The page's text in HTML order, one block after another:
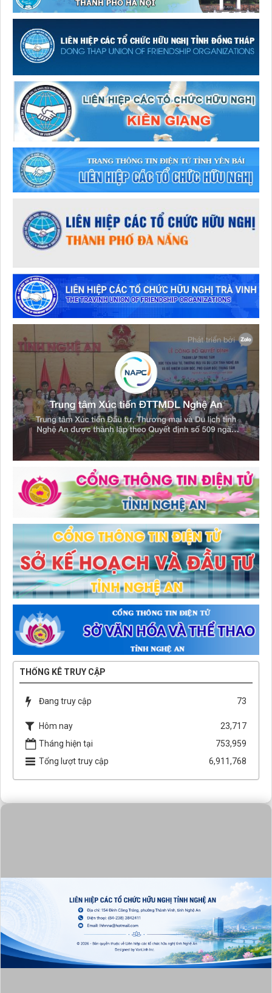
THỐNG KÊ TRUY CẬP
Đang truy cập 73
Hôm nay
23,717
Tháng hiện tại
753,959
Tổng lượt truy cập
6,911,768